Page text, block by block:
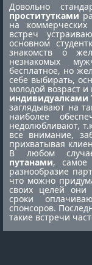
Довольно
проститутками
на
встреч
основном
знакомств о
незнакомых
бесплатное, но
себе выбирать,
молодой возраст
индивидуалками
заглядывают на
наиболее
недолюбливают,
все внимание,
прихватывая
В любом
путанами, самое
разнообразие
что можно
своих целей
сроки
спонсоров.
такие встречи